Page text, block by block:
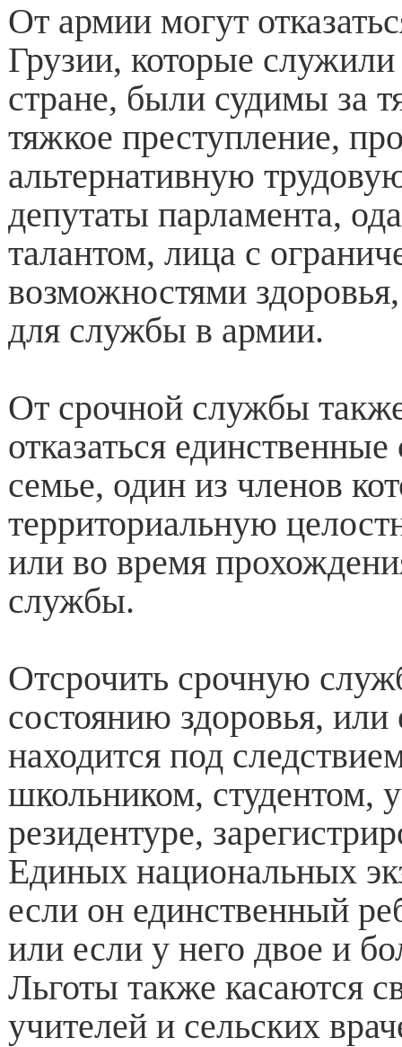
От армии могут
Грузии, которые служили
стране, были судимы за
тяжкое преступление,
альтернативную
депутаты парламента,
талантом, лица с
возможностями
для службы в армии.
От срочной службы
отказаться
семье, один из членов
территориальную
или во время
службы.
Отсрочить срочную
состоянию здоровья,
находится под
школьником, студентом,
резидентуре,
Единых национальных
если он единственный
или если у него двое и
Льготы также касаются
учителей и сельских